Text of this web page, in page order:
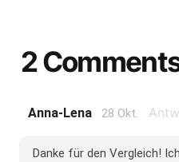
2
Anna-Lena 28 Okt.
Danke für den Vergleich!